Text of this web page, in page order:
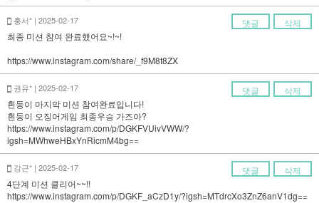
홍서* | 2025-02-17 삭제
댓글
최종 미션 참여 완료했어요~!~!
https://www.instagram.com/share/_f9M8t8ZX
권유* | 2025-02-17 삭제
댓글
흰둥이 마지막 미션 참여완료입니다!
흰둥이 오징어게임 최종우승 가즈아?
https://www.instagram.com/p/DGKFVUivVWW/?
igsh=MWhweHBxYnRicmM4bg==
강근* | 2025-02-17 삭제
댓글
4단계 미션 클리어~~!!
https://www.instagram.com/p/DGKF_aCzD1y/?igsh=MTdrcXo3ZnZ6anV1dg==